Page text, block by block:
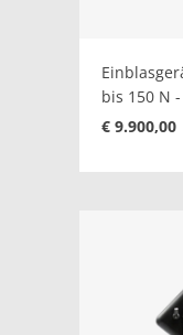
bis 150 N
€ 9.900,00